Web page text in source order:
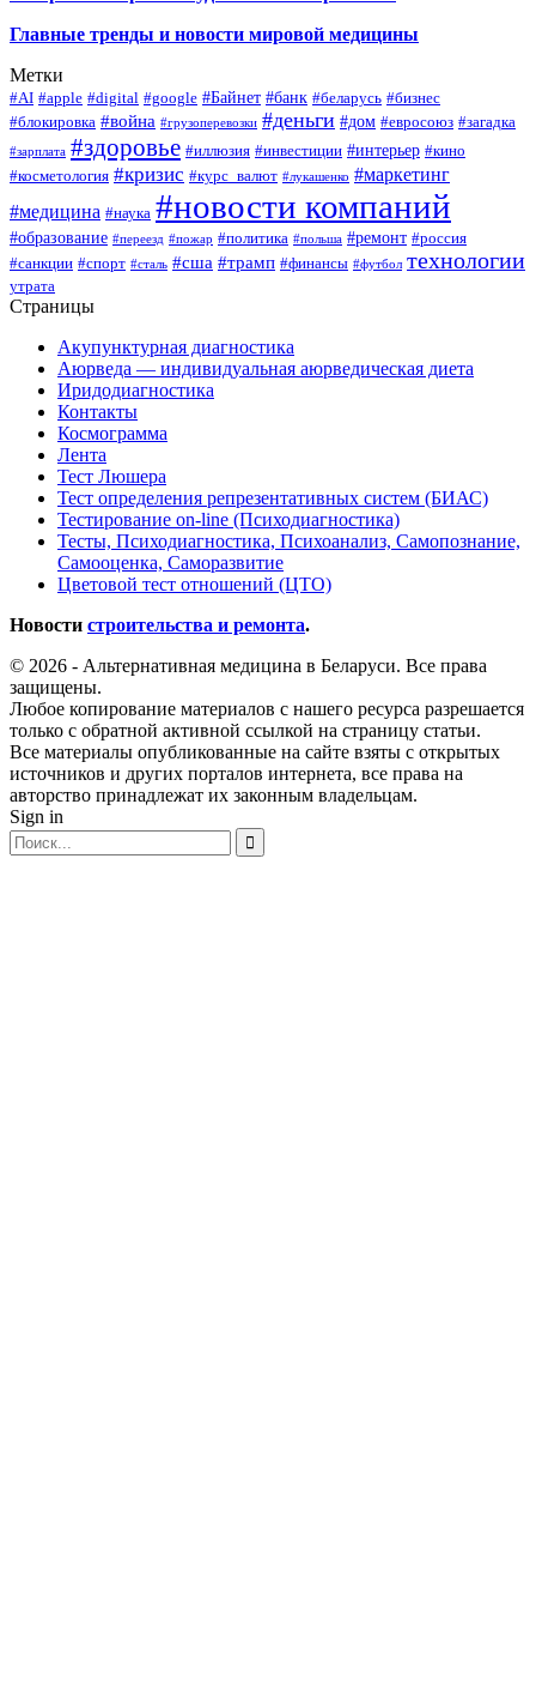
Главные тренды и новости мировой медицины
Метки
#AI #apple #digital #google #Байнет #банк #беларусь #бизнес
#блокировка #война #грузоперевозки #деньги #дом #евросоюз #загадка
#зарплата #здоровье #иллюзия #инвестиции #интерьер #кино
#косметология #кризис #курс_валют #лукашенко #маркетинг
#медицина #наука #новости компаний
#образование #переезд #пожар #политика #польша #ремонт #россия
#санкции #спорт #сталь #сша #трамп #финансы #футбол технологии
утрата
Страницы
Акупунктурная диагностика
Аюрведа — индивидуальная аюрведическая диета
Иридодиагностика
Контакты
Космограмма
Лента
Тест Люшера
Тест определения репрезентативных систем (БИАС)
Тестирование on-line (Психодиагностика)
Тесты, Психодиагностика, Психоанализ, Самопознание,
Самооценка, Саморазвитие
Цветовой тест отношений (ЦТО)
Новости строительства и ремонта.
© 2026 - Альтернативная медицина в Беларуси. Все права
защищены.
Любое копирование материалов с нашего ресурса разрешается
только с обратной активной ссылкой на страницу статьи.
Все материалы опубликованные на сайте взяты с открытых
источников и других порталов интернета, все права на
авторство принадлежат их законным владельцам.
Sign in